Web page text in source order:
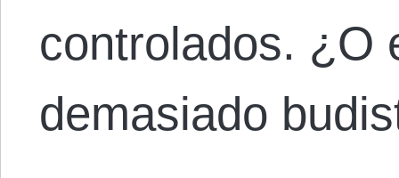
controlados. ¿O
demasiado